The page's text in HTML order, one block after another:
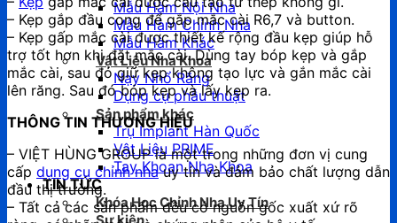
Mẫu Hàm Nội Nha
Mẫu Hàm Chỉnh Nha
Mẫu Hàm Khác
Vật Liệu Nha Khoa
Nạy Nhổ Răng
Dụng cụ phẫu thuật
Sản phẩm khác
Trụ Implant Hàn Quốc
Vật Liệu PRIME
Tay Khoan Nha Khoa
TIN TỨC
Khóa Học Chỉnh Nha Uy Tín
– Kẹp gắp đầu cong để gắp mắc cài R6,7 và button.
– Kẹp gấp mắc cài được thiết kế rộng đầu kẹp giúp hỗ
trợ tốt hơn khi đặt mắc cài. Dùng tay bóp kẹp và gắp
mắc cài, sau đó giữ kẹp không tạo lực và gắn mắc cài
lên răng. Sau đó bóp kẹp và lấy kẹp ra.
THÔNG TIN THƯƠNG HIỆU
– VIỆT HÙNG GROUP là một trong những đơn vị cung
cấp dụng cụ chỉnh nhauy tín và đảm bảo chất lượng dẫn
đầu thị trường.
– Tất cả các sản phẩm đều có nguồn gốc xuất xứ rõ